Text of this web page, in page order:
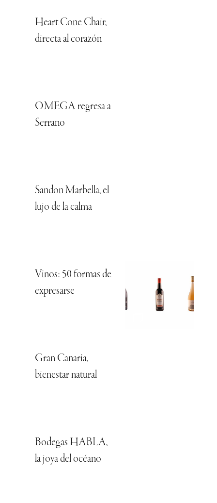
Heart Cone Chair,
directa al corazón
OMEGA regresa a
Serrano
Sandon Marbella, el
lujo de la calma
Vinos: 50 formas de
expresarse
Gran Canaria,
bienestar natural
Bodegas HABLA,
la joya del océano